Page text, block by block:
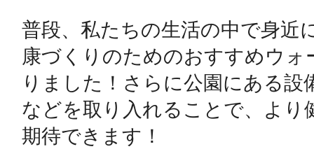
普段、私たちの生活の中で身近
康づくりのためのおすすめウォ
りました！さらに公園にある設
などを取り入れることで、より
期待できます！
池袋